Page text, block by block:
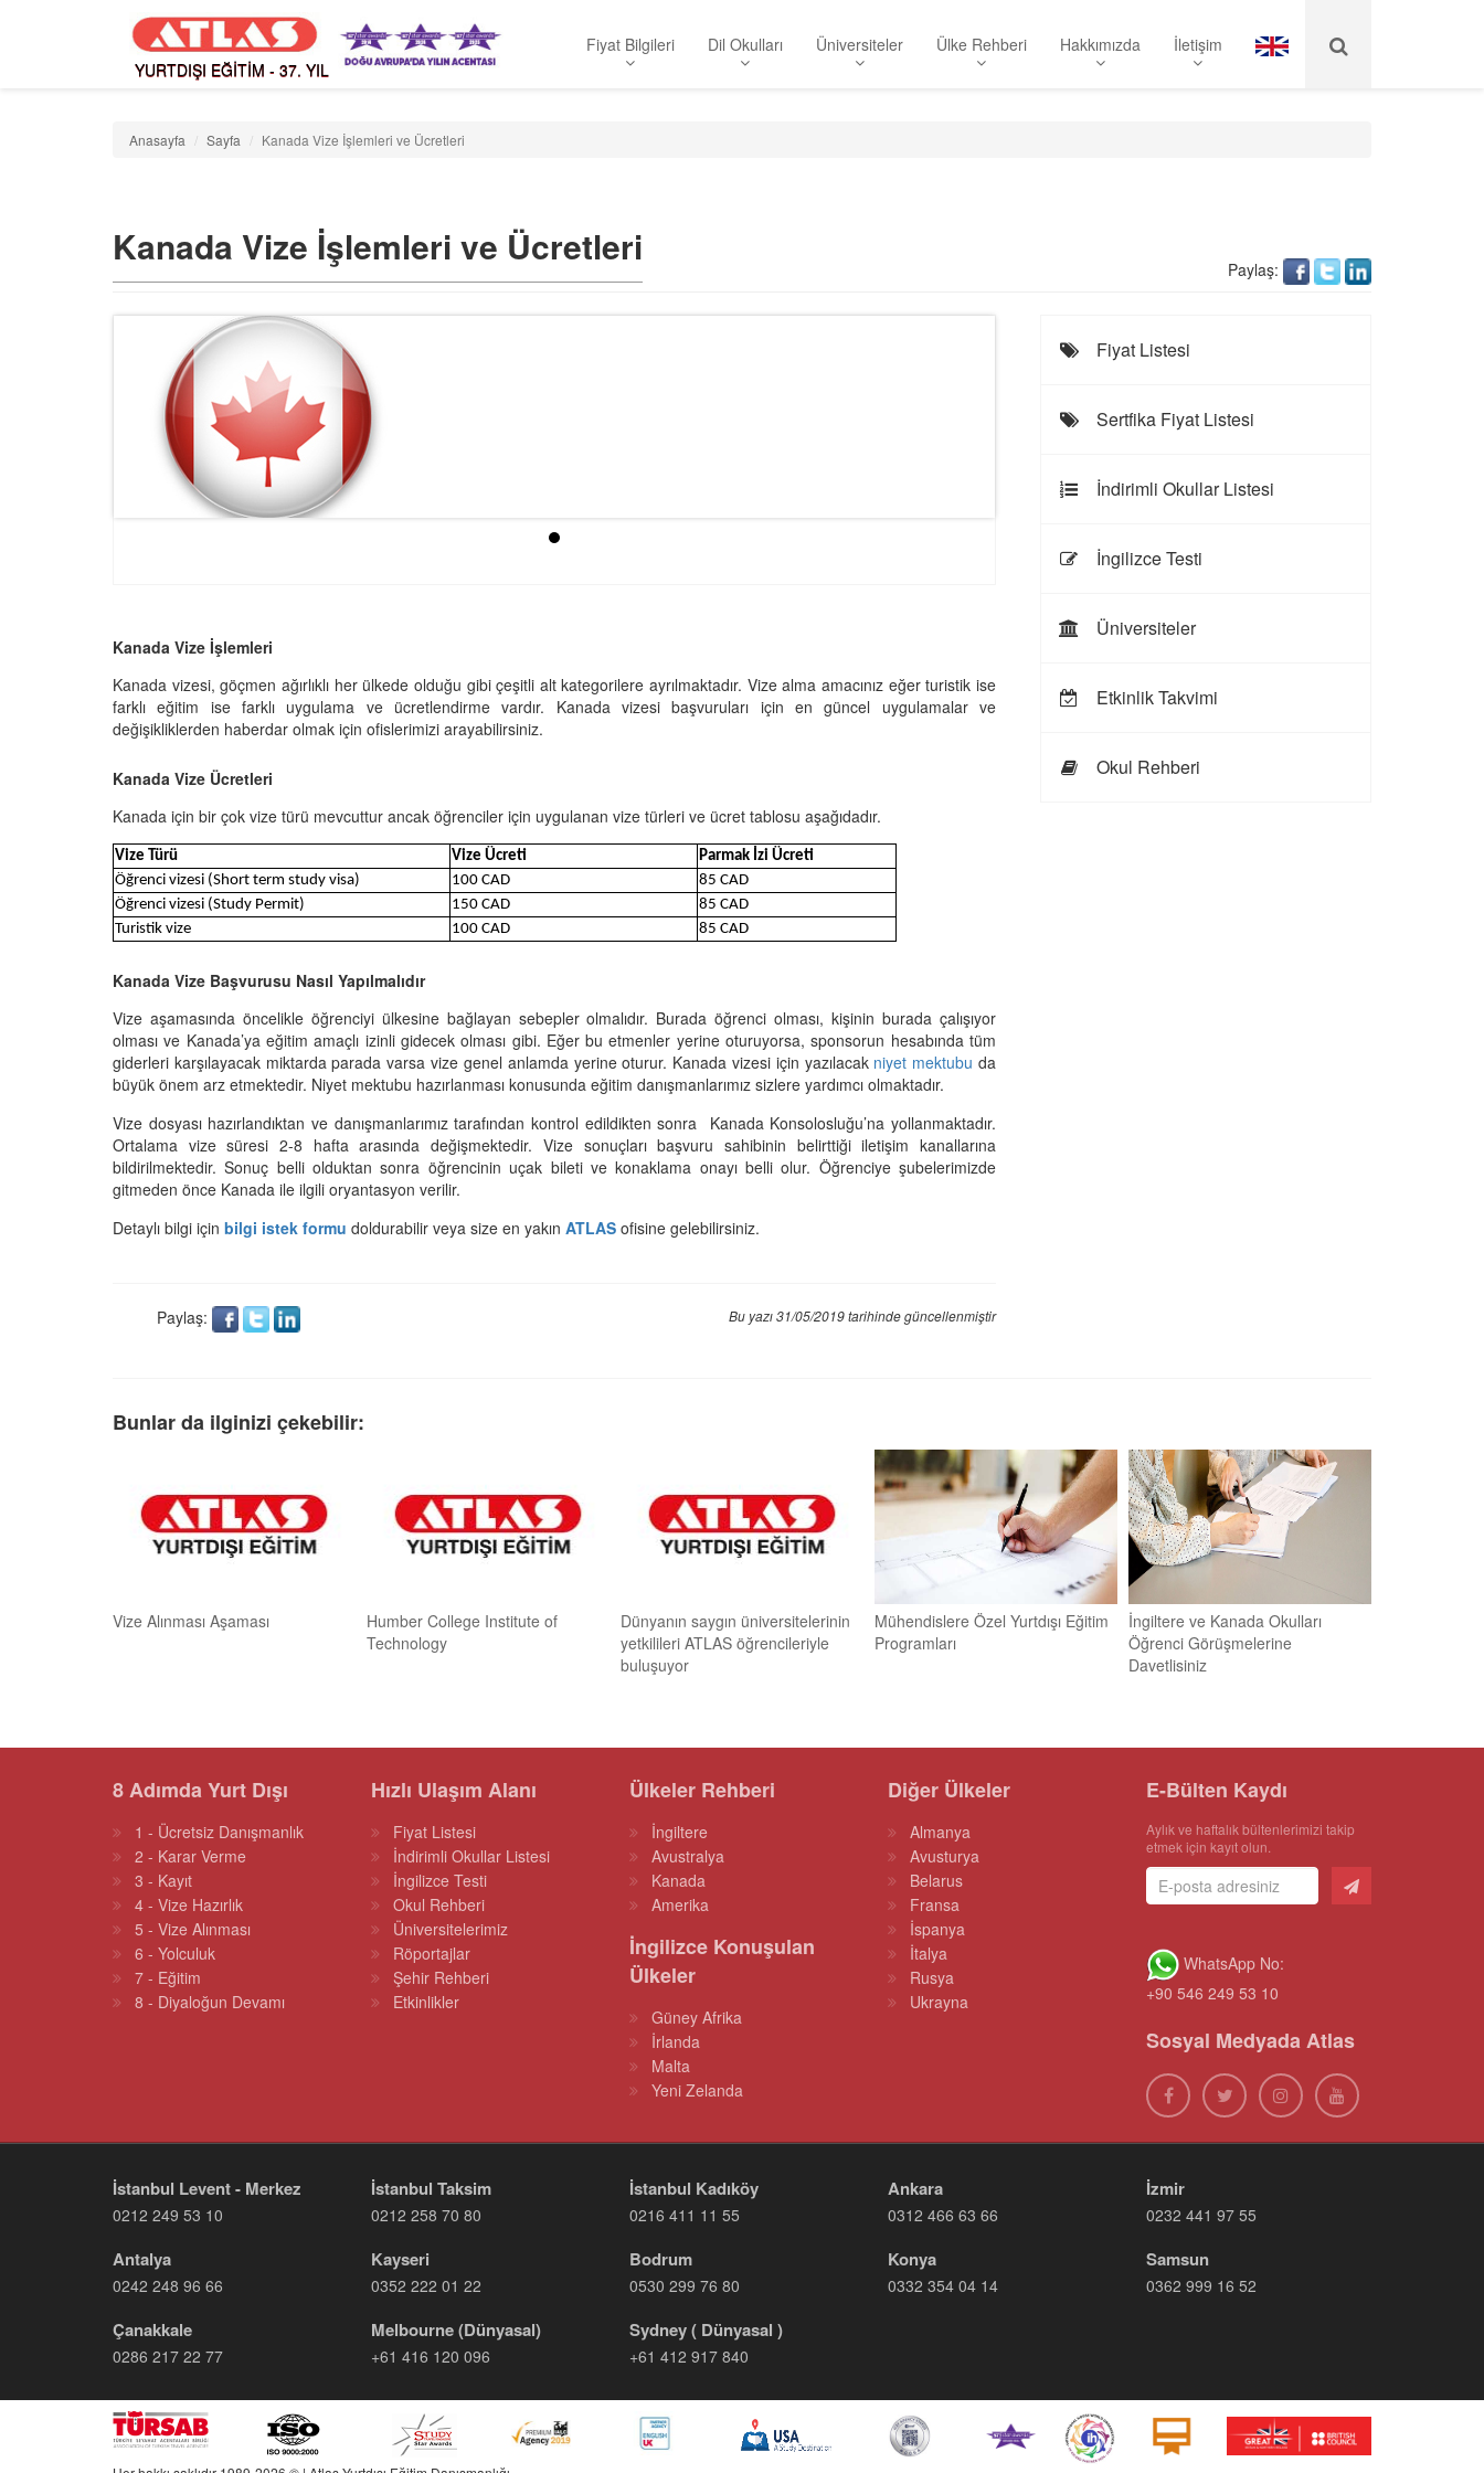
YURTDIŞI EĞİTİM - 37. YIL
Fiyat Bilgileri Dil Okulları Üniversiteler Ülke Rehberi Hakkımızda İletişim
Anasayfa Sayfa Kanada Vize İşlemleri ve Ücretleri
Kanada Vize İşlemleri ve Ücretleri Paylaş:
Kanada Vize İşlemleri
Kanada vizesi, göçmen ağırlıklı her ülkede olduğu gibi çeşitli alt kategorilere ayrılmaktadır. Vize alma amacınız eğer turistik ise
farklı eğitim ise farklı uygulama ve ücretlendirme vardır. Kanada vizesi başvuruları için en güncel uygulamalar ve
değişikliklerden haberdar olmak için ofislerimizi arayabilirsiniz.
Kanada Vize Ücretleri
Kanada için bir çok vize türü mevcuttur ancak öğrenciler için uygulanan vize türleri ve ücret tablosu aşağıdadır.
Vize Türü Vize Ücreti
Parmak İzi Ücreti
Öğrenci vizesi (Short term study visa)
100 CAD
85 CAD
Öğrenci vizesi (Study Permit)
150 CAD
85 CAD
Turistik vize
100 CAD 85 CAD
Kanada Vize Başvurusu Nasıl Yapılmalıdır
Vize aşamasında öncelikle öğrenciyi ülkesine bağlayan sebepler olmalıdır. Burada öğrenci olması, kişinin burada çalışıyor
olması ve Kanada’ya eğitim amaçlı izinli gidecek olması gibi. Eğer bu etmenler yerine oturuyorsa, sponsorun hesabında tüm
giderleri karşılayacak miktarda parada varsa vize genel anlamda yerine oturur. Kanada vizesi için yazılacak niyet mektubu da
büyük önem arz etmektedir. Niyet mektubu hazırlanması konusunda eğitim danışmanlarımız sizlere yardımcı olmaktadır.
Vize dosyası hazırlandıktan ve danışmanlarımız tarafından kontrol edildikten sonra Kanada Konsolosluğu’na yollanmaktadır.
Ortalama vize süresi 2-8 hafta arasında değişmektedir. Vize sonuçları başvuru sahibinin belirttiği iletişim kanallarına
bildirilmektedir. Sonuç belli olduktan sonra öğrencinin uçak bileti ve konaklama onayı belli olur. Öğrenciye şubelerimizde
gitmeden önce Kanada ile ilgili oryantasyon verilir.
Detaylı bilgi için bilgi istek formu doldurabilir veya size en yakın ATLAS ofisine gelebilirsiniz.
Paylaş: Bu yazı 31/05/2019 tarihinde güncellenmiştir
Fiyat Listesi
Sertfika Fiyat Listesi
İndirimli Okullar Listesi
İngilizce Testi
Üniversiteler
Etkinlik Takvimi
Okul Rehberi
Bunlar da ilginizi çekebilir:
Vize Alınması Aşaması
Humber College Institute of
Technology
Dünyanın saygın üniversitelerinin
yetkilileri ATLAS öğrencileriyle
buluşuyor
Mühendislere Özel Yurtdışı Eğitim
Programları
İngiltere ve Kanada Okulları
Öğrenci Görüşmelerine
Davetlisiniz
8 Adımda Yurt Dışı
1 - Ücretsiz Danışmanlık
2 - Karar Verme
3 - Kayıt
4 - Vize Hazırlık
5 - Vize Alınması
6 - Yolculuk
7 - Eğitim
8 - Diyaloğun Devamı
Hızlı Ulaşım Alanı
Fiyat Listesi
İndirimli Okullar Listesi
İngilizce Testi
Okul Rehberi
Üniversitelerimiz
Röportajlar
Şehir Rehberi
Etkinlikler
Ülkeler Rehberi
İngiltere
Avustralya
Kanada
Amerika
İngilizce Konuşulan
Ülkeler
Güney Afrika
İrlanda
Malta
Yeni Zelanda
Diğer Ülkeler
Almanya
Avusturya
Belarus
Fransa
İspanya
İtalya
Rusya
Ukrayna
E-Bülten Kaydı
Aylık ve haftalık bültenlerimizi takip
etmek için kayıt olun.
WhatsApp No:
+90 546 249 53 10
Sosyal Medyada Atlas
İstanbul Levent - Merkez
0212 249 53 10
İstanbul Taksim
0212 258 70 80
İstanbul Kadıköy
0216 411 11 55
Ankara
0312 466 63 66
İzmir
0232 441 97 55
Antalya
0242 248 96 66
Kayseri
0352 222 01 22
Bodrum
0530 299 76 80
Konya
0332 354 04 14
Samsun
0362 999 16 52
Çanakkale
0286 217 22 77
Melbourne (Dünyasal)
+61 416 120 096
Sydney ( Dünyasal )
+61 412 917 840